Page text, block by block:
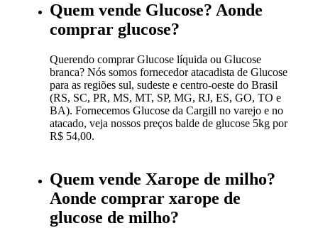
Quem vende Glucose? Aonde
comprar glucose?
Querendo comprar Glucose líquida ou Glucose
branca? Nós somos fornecedor atacadista de Glucose
para as regiões sul, sudeste e centro-oeste do Brasil
(RS, SC, PR, MS, MT, SP, MG, RJ, ES, GO, TO e
BA). Fornecemos Glucose da Cargill no varejo e no
atacado, veja nossos preços balde de glucose 5kg por
R$ 54,00.
Quem vende Xarope de milho?
Aonde comprar xarope de
glucose de milho?